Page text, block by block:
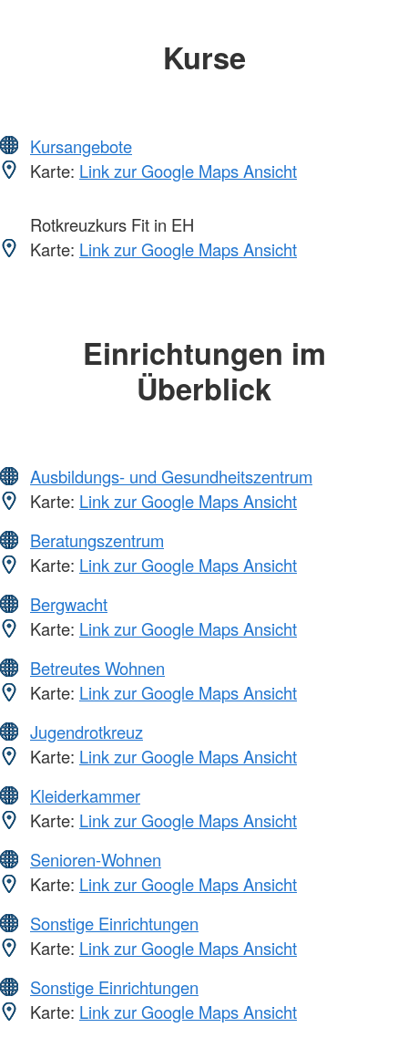
Kurse
Kursangebote
Karte: Link zur Google Maps Ansicht
Rotkreuzkurs Fit in EH
Karte: Link zur Google Maps Ansicht
Einrichtungen im
Überblick
Ausbildungs- und Gesundheitszentrum
Karte: Link zur Google Maps Ansicht
Beratungszentrum
Karte: Link zur Google Maps Ansicht
Bergwacht
Karte: Link zur Google Maps Ansicht
Betreutes Wohnen
Karte: Link zur Google Maps Ansicht
Jugendrotkreuz
Karte: Link zur Google Maps Ansicht
Kleiderkammer
Karte: Link zur Google Maps Ansicht
Senioren-Wohnen
Karte: Link zur Google Maps Ansicht
Sonstige Einrichtungen
Karte: Link zur Google Maps Ansicht
Sonstige Einrichtungen
Karte: Link zur Google Maps Ansicht